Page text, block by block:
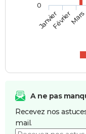
JanvierFévrierMars
0
A ne pas
Recevez nos
mail.